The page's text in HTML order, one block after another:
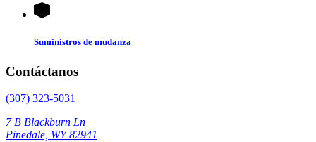
Suministros de mudanza
Contáctanos
(307) 323-5031
7 B Blackburn Ln
Pinedale, WY 82941